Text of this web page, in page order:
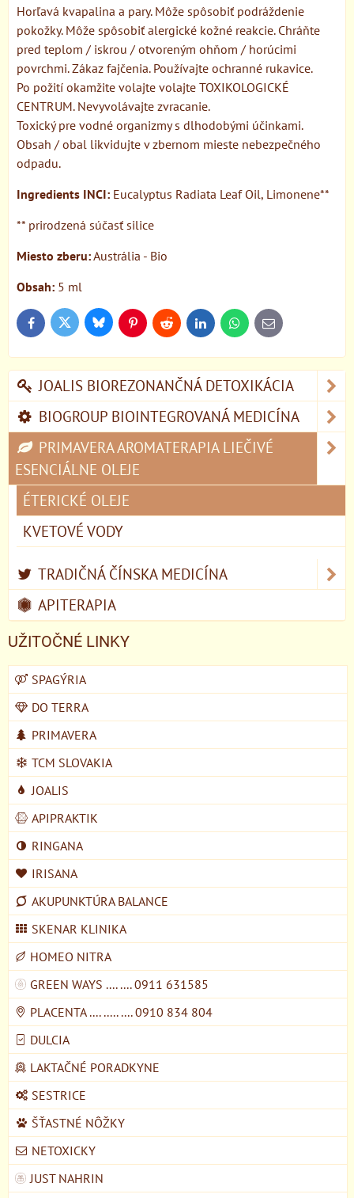
Horľavá kvapalina a pary. Môže spôsobiť podráždenie
pokožky. Môže spôsobiť alergické kožné reakcie. Chráňte
pred teplom / iskrou / otvoreným ohňom / horúcimi
povrchmi. Zákaz fajčenia. Používajte ochranné rukavice.
Po požití okamžite volajte volajte TOXIKOLOGICKÉ
CENTRUM. Nevyvolávajte zvracanie.
Toxický pre vodné organizmy s dlhodobými účinkami.
Obsah / obal likvidujte v zbernom mieste nebezpečného
odpadu.
Ingredients INCI: Eucalyptus Radiata Leaf Oil, Limonene**
** prirodzená súčasť silice
Miesto zberu:Austrália - Bio
Obsah: 5 ml
FacebookTwitter BlueskyPinterestReddit LinkedInWhatsApp
E-
mail
JOALIS BIOREZONANČNÁ DETOXIKÁCIA
BIOGROUP BIOINTEGROVANÁ MEDICÍNA
PRIMAVERA AROMATERAPIA LIEČIVÉ
ESENCIÁLNE OLEJE
ÉTERICKÉ OLEJE
KVETOVÉ VODY
TRADIČNÁ ČÍNSKA MEDICÍNA
APITERAPIA
UŽITOČNÉ LINKY
SPAGÝRIA
DO TERRA
PRIMAVERA
TCM SLOVAKIA
JOALIS
APIPRAKTIK
RINGANA
IRISANA
AKUPUNKTÚRA BALANCE
SKENAR KLINIKA
HOMEO NITRA
GREEN WAYS .... .... 0911 631585
PLACENTA .... ..... .... 0910 834 804
DULCIA
LAKTAČNÉ PORADKYNE
SESTRICE
ŠŤASTNÉ NÔŽKY
NETOXICKY
JUST NAHRIN